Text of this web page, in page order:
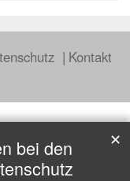
Kontakt
bei den
✕